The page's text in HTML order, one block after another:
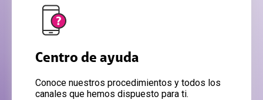
Centro de ayuda
Conoce nuestros procedimientos y todos los
canales que hemos dispuesto para ti.